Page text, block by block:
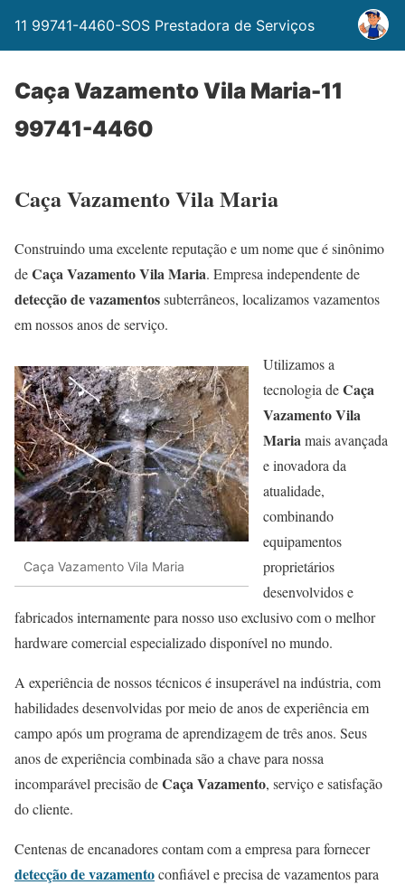
11 99741-4460-SOS Prestadora de Serviços
Caça Vazamento Vila Maria-11
99741-4460
Caça Vazamento Vila Maria
Construindo uma excelente reputação e um nome que é sinônimo
deCaça Vazamento Vila Maria. Empresa independente de
detecção de vazamentossubterrâneos, localizamos vazamentos
em nossos anos de serviço.
Caça Vazamento Vila Maria
Utilizamos a
tecnologia deCaça
Vazamento Vila
Mariamais avançada
e inovadora da
atualidade,
combinando
equipamentos
proprietários
desenvolvidos e
fabricados internamente para nosso uso exclusivo com o melhor
hardware comercial especializado disponível no mundo.
A experiência de nossos técnicos é insuperável na indústria, com
habilidades desenvolvidas por meio de anos de experiência em
campo após um programa de aprendizagem de três anos. Seus
anos de experiência combinada são a chave para nossa
incomparável precisão deCaça Vazamento, serviço e satisfação
do cliente.
Centenas de encanadores contam com a empresa para fornecer
detecção de vazamentoconfiável e precisa de vazamentos para